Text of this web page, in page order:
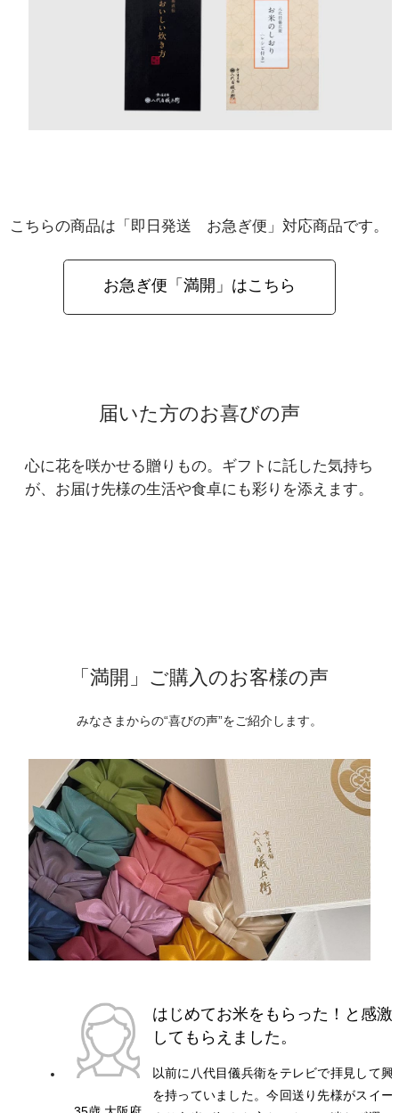
こちらの商品は「即日発送 お急ぎ便」対応商品です。
お急ぎ便「満開」はこちら
届いた方のお喜びの声
心に花を咲かせる贈りもの。ギフトに託した気持ち
が、お届け先様の生活や食卓にも彩りを添えます。
「満開」ご購入のお客様の声
みなさまからの“喜びの声”をご紹介します。
はじめてお米をもらった！と感激
してもらえました。
以前に八代目儀兵衛をテレビで拝見して興
を持っていました。今回送り先様がスイー